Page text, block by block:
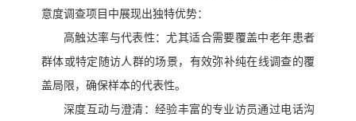
意度调查项目中展现出独特优势：
高触达率与代表性：尤其适合需要覆盖中老年患者
群体或特定随访人群的场景，有效弥补纯在线调查的覆
盖局限，确保样本的代表性。
深度互动与澄清：经验丰富的专业访员通过电话沟